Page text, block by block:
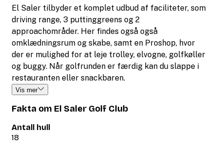
El Saler tilbyder et komplet udbud af faciliteter, som
driving range, 3 puttinggreens og 2
approachområder. Her findes også også
omklædningsrum og skabe, samt en Proshop, hvor
der er mulighed for at leje trolley, elvogne, golfkøller
og buggy. Når golfrunden er færdig kan du slappe i
restauranten eller snackbaren.
Vis mer
Fakta om El Saler Golf Club
Antall hull
18